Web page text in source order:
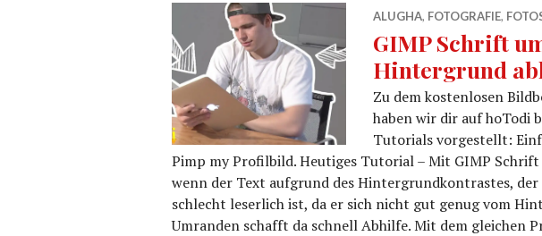
ALUGHA, FOTOGRAFIE,
GIMP Schrift
Hintergrund
Zu dem kostenlosen
haben wir dir auf hoTodi
Tutorials vorgestellt:
Pimp my Profilbild. Heutiges Tutorial – Mit GIMP
wenn der Text aufgrund des Hintergrundkontrastes, der
schlecht leserlich ist, da er sich nicht gut genug vom
Umranden schafft da schnell Abhilfe. Mit dem gleichen